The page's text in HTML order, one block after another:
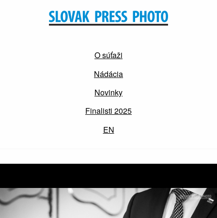
O súťaži
Nádácia
Novinky
Finalisti 2025
EN